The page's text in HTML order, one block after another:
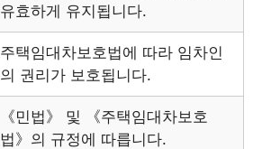
유효하게 유지됩니다.
주택임대차보호법에 따라 임차인
의 권리가 보호됩니다.
《민법》 및 《주택임대차보호
법》의 규정에 따릅니다.